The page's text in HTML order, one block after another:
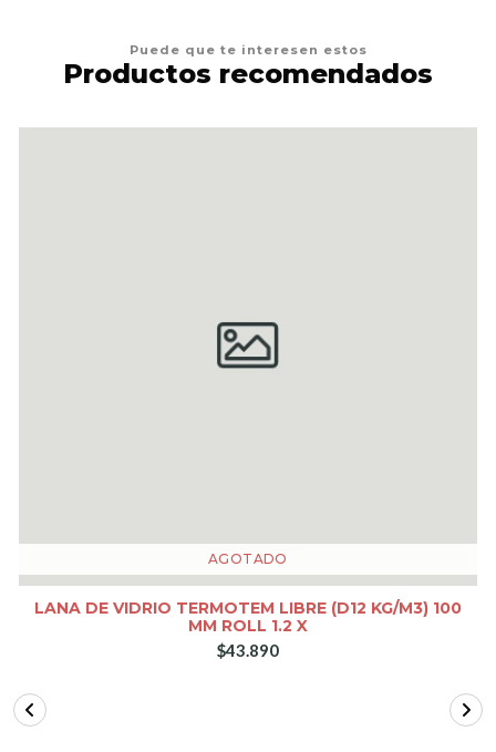
Puede que te interesen estos
Productos recomendados
AGOTADO
LANA DE VIDRIO TERMOTEM LIBRE (D12 KG/M3) 100
MM ROLL 1.2 X
$43.890